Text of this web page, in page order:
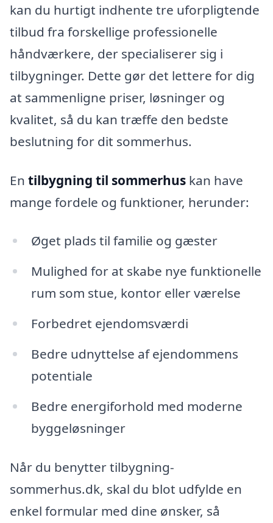
kan du hurtigt indhente tre uforpligtende
tilbud fra forskellige professionelle
håndværkere, der specialiserer sig i
tilbygninger. Dette gør det lettere for dig
at sammenligne priser, løsninger og
kvalitet, så du kan træffe den bedste
beslutning for dit sommerhus.
En tilbygning til sommerhus kan have
mange fordele og funktioner, herunder:
Øget plads til familie og gæster
Mulighed for at skabe nye funktionelle
rum som stue, kontor eller værelse
Forbedret ejendomsværdi
Bedre udnyttelse af ejendommens
potentiale
Bedre energiforhold med moderne
byggeløsninger
Når du benytter tilbygning-
sommerhus.dk, skal du blot udfylde en
enkel formular med dine ønsker, så